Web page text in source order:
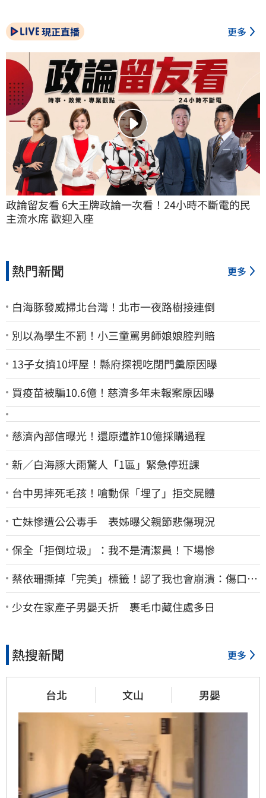
現正直播 更多
政論留友看 6大王牌政論一次看！24小時不斷電的民
主流水席 歡迎入座
熱門新聞 更多
白海豚發威掃北台灣！北市一夜路樹接連倒
別以為學生不罰！小三童罵男師娘娘腔判賠
13子女擠10坪屋！縣府探視吃閉門羹原因曝
買疫苗被騙10.6億！慈濟多年未報案原因曝
慈濟內部信曝光！還原遭詐10億採購過程
新／白海豚大雨驚人「1區」緊急停班課
台中男摔死毛孩！嗆動保「埋了」拒交屍體
亡妹慘遭公公毒手 表姊曝父親節悲傷現況
保全「拒倒垃圾」：我不是清潔員！下場慘
蔡依珊撕掉「完美」標籤！認了我也會崩潰：傷口終
究會癒合
少女在家產子男嬰夭折 裹毛巾藏住處多日
熱搜新聞 更多
台北 文山 男嬰